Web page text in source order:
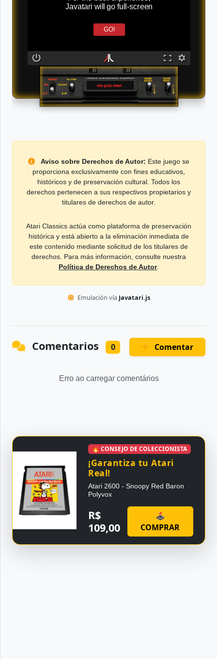
Javatari will go full-screen
GO!
ms-pac-man
Aviso sobre Derechos de Autor: Este juego se
proporciona exclusivamente con fines educativos,
históricos y de preservación cultural. Todos los
derechos pertenecen a sus respectivos propietarios y
titulares de derechos de autor.
Atari Classics actúa como plataforma de preservación
histórica y está abierto a la eliminación inmediata de
este contenido mediante solicitud de los titulares de
derechos. Para más información, consulte nuestra
Política de Derechos de Autor.
Emulación vía Javatari.js
Comentarios 0 Comentar
Erro ao carregar comentários
🔥 CONSEJO DE COLECCIONISTA
¡Garantiza tu Atari
Real!
Atari 2600 - Snoopy Red Baron
Polyvox
R$
109,00
🕹
COMPRAR